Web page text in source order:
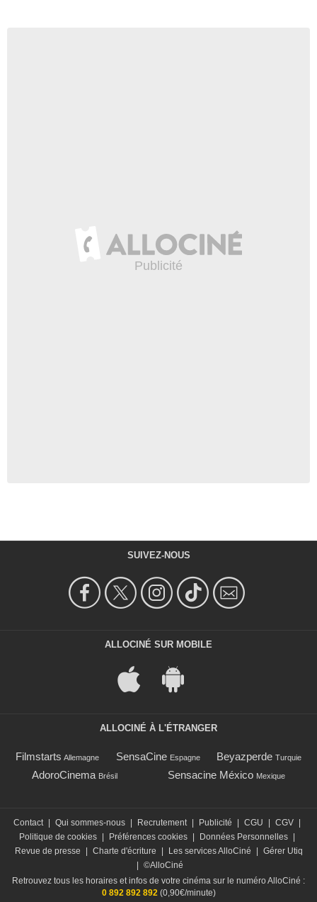
SUIVEZ-NOUS
ALLOCINÉ SUR MOBILE
ALLOCINÉ À L'ÉTRANGER
Filmstarts Allemagne SensaCine Espagne Beyazperde Turquie
AdoroCinema Brésil Sensacine México Mexique
Contact Qui sommes-nous Recrutement Publicité CGU CGV
Politique de cookies
Préférences cookies Données Personnelles
Revue de presse
Charte d'écriture Les services AlloCiné
Gérer Utiq
©AlloCiné
Retrouvez tous les horaires et infos de votre cinéma sur le numéro AlloCiné :
0 892 892 892(0,90€/minute)